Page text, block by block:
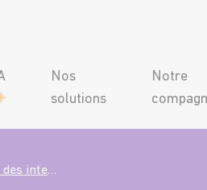
Nos
solutions
Notre
Logiciel de gestion des interventions chauffage et climatisation : optimisez votre maintenance préventive et corrective